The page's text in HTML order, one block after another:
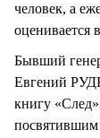
человек, а
оценивается
Бывший
Евгений
книгу
посвятившим